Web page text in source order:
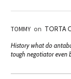
TOMMY on TORTA
History what do
tough negotiator even